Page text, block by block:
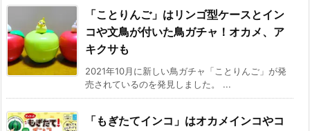
「ことりんご」はリンゴ型ケースとイン
コや文鳥が付いた鳥ガチャ！オカメ、ア
キクサも
2021年10月に新しい鳥ガチャ「ことりんご」が発
売されているのを発見しました。 ...
「もぎたてインコ」はオカメインコやコ